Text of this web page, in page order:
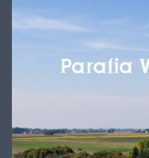
Przejdź do treści